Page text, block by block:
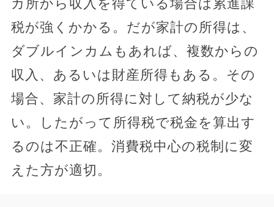
カ所から収入を得ている場合は累進課
税が強くかかる。だが家計の所得は、
ダブルインカムもあれば、複数からの
収入、あるいは財産所得もある。その
場合、家計の所得に対して納税が少な
い。したがって所得税で税金を算出す
るのは不正確。消費税中心の税制に変
えた方が適切。